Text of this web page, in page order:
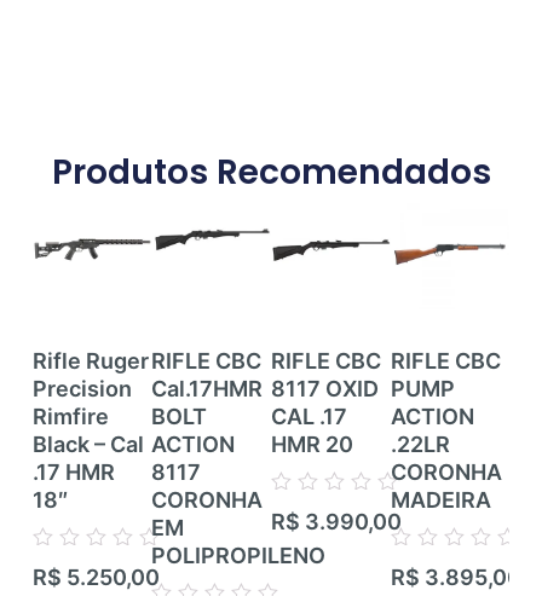
Produtos Recomendados
Rifle Ruger
Precision
Rimfire
Black – Cal
.17 HMR
18″
Avaliação
0
R$ 5.250,00
RIFLE CBC
Cal.17HMR
BOLT
ACTION
8117
CORONHA
EM
POLIPROPILENO
RIFLE CBC
8117 OXID
CAL .17
HMR 20
Avaliação
0
de
5
R$ 3.990,00
RIFLE CBC
PUMP
ACTION
.22LR
CORONHA
MADEIRA
Avaliação
0
R$ 3.895,00